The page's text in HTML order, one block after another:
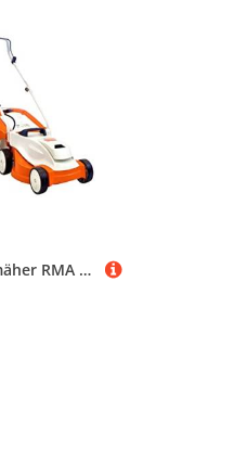
STIHL Akku Rasenmäher RMA 235 SET inkl. Akku AK20 & Ladegerät AL101 (63112000010)